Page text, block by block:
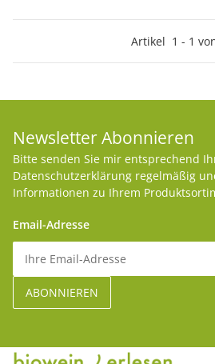
Artikel 1 - 1
Newsletter Abonnieren
Bitte senden Sie mir entsprechend
Datenschutzerklärung regelmäßig
Informationen zu Ihrem
Email-Adresse